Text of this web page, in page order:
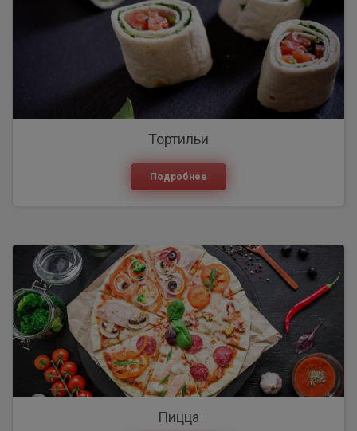
Тортильи
Подробнее
Пицца